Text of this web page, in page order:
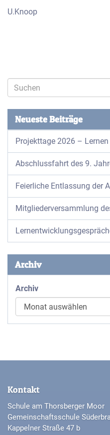
U.Knoop
Neueste Beiträge
Projekttage 2026 –
Abschlussfahrt des 9.
Feierliche Entlassung der
Mitgliederversammlung
Archiv
Archiv
Kontakt
Schule am Thorsberger Moor
Gemeinschaftsschule
Kappelner Straße 47 b